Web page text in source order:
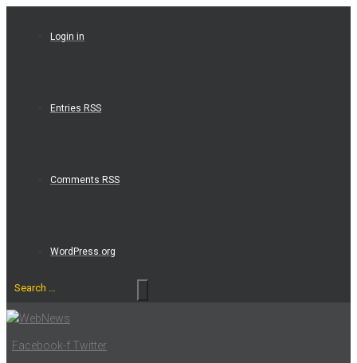
Login in
Entries RSS
Comments RSS
WordPress.org
Search
Facebook-f Twitter